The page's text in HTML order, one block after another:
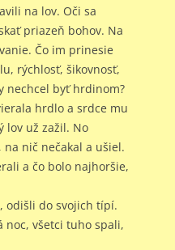
na lov. Oči sa
priazeň bohov. Na
Čo im prinesie
rýchlosť, šikovnosť,
nechcel byť hrdinom?
hrdlo a srdce mu
lov už zažil. No
nič nečakal a ušiel.
a čo bolo najhoršie,
odišli do svojich típí.
noc, všetci tuho spali,